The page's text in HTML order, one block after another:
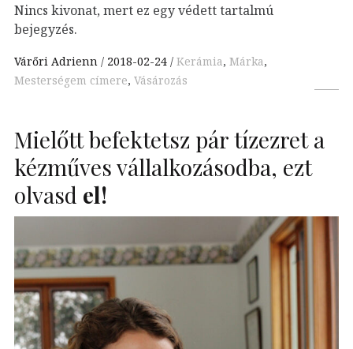
Nincs kivonat, mert ez egy védett tartalmú
bejegyzés.
Várőri Adrienn 2018-02-24 Kerámia, Márka,
Mesterségem címere, Vásározás
Mielőtt befektetsz pár tízezret a
kézműves vállalkozásodba, ezt
olvasd el!